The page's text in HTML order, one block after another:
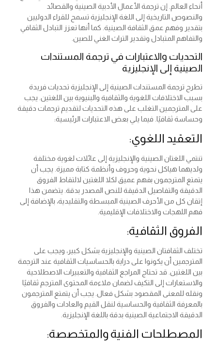
أنحاء العالم. إن ترجمة الأعمال الأدبية الصينية والقصائد
والنصوص التاريخية إلى اللغة الإنجليزية تسمح للقراء الدوليين
بتقدير وفهم عمق الثقافة الصينية. كما أنها تعزز التبادل الثقافي
والتفاهم المتبادل وتقدير التراث الغني للصين.
التحديات والاعتبارات في ترجمة المستندات
الصينية إلى الإنجليزية
تطرح ترجمة المستندات الصينية إلى الإنجليزية تحديات فريدة
بسبب الاختلافات اللغوية والثقافية والبنيوية بين اللغتين. يجب
على المترجمين التغلب على هذه التحديات لتقديم ترجمات دقيقة
وحساسة ثقافيًا. فيما يلي بعض الاعتبارات الرئيسية:
التعقيد اللغوي:
تنتمي اللغتان الصينية والإنجليزية إلى عائلات لغوية مختلفة
ولديهما هياكل نحوية وحروف وأنظمة كتابة مميزة. يجب أن
يتمتع المترجمون بفهم عميق لكلا اللغتين لالتقاط الفروق
الدقيقة والتفاصيل الدقيقة للنص المصدر بدقة. يتضمن هذا
إتقان كل من الأحرف الصينية المبسطة والتقليدية، بالإضافة إلى
فهم اللهجات والاختلافات الإقليمية.
الفروق الثقافية:
تختلف الثقافتان الصينية والإنجليزية بشكل كبير، ويجب على
المترجمين أن يكونوا على دراية بالحساسيات الثقافية عند الترجمة
بين اللغتين. قد تحتاج المراجع الثقافية والتعبيرات الاصطلاحية
والاستعارات إلى التكيف لضمان ملاءمة المحتوى المترجم ثقافيًا
ونقله للمعنى المقصود بشكل فعال. يجب أن يتمتع المترجمون
بالمعرفة الثقافية والحساسية لنقل القيم والعادات والفروق
الدقيقة الاجتماعية الصينية بدقة باللغة الإنجليزية.
المصطلحات الفنية والمتخصصة: